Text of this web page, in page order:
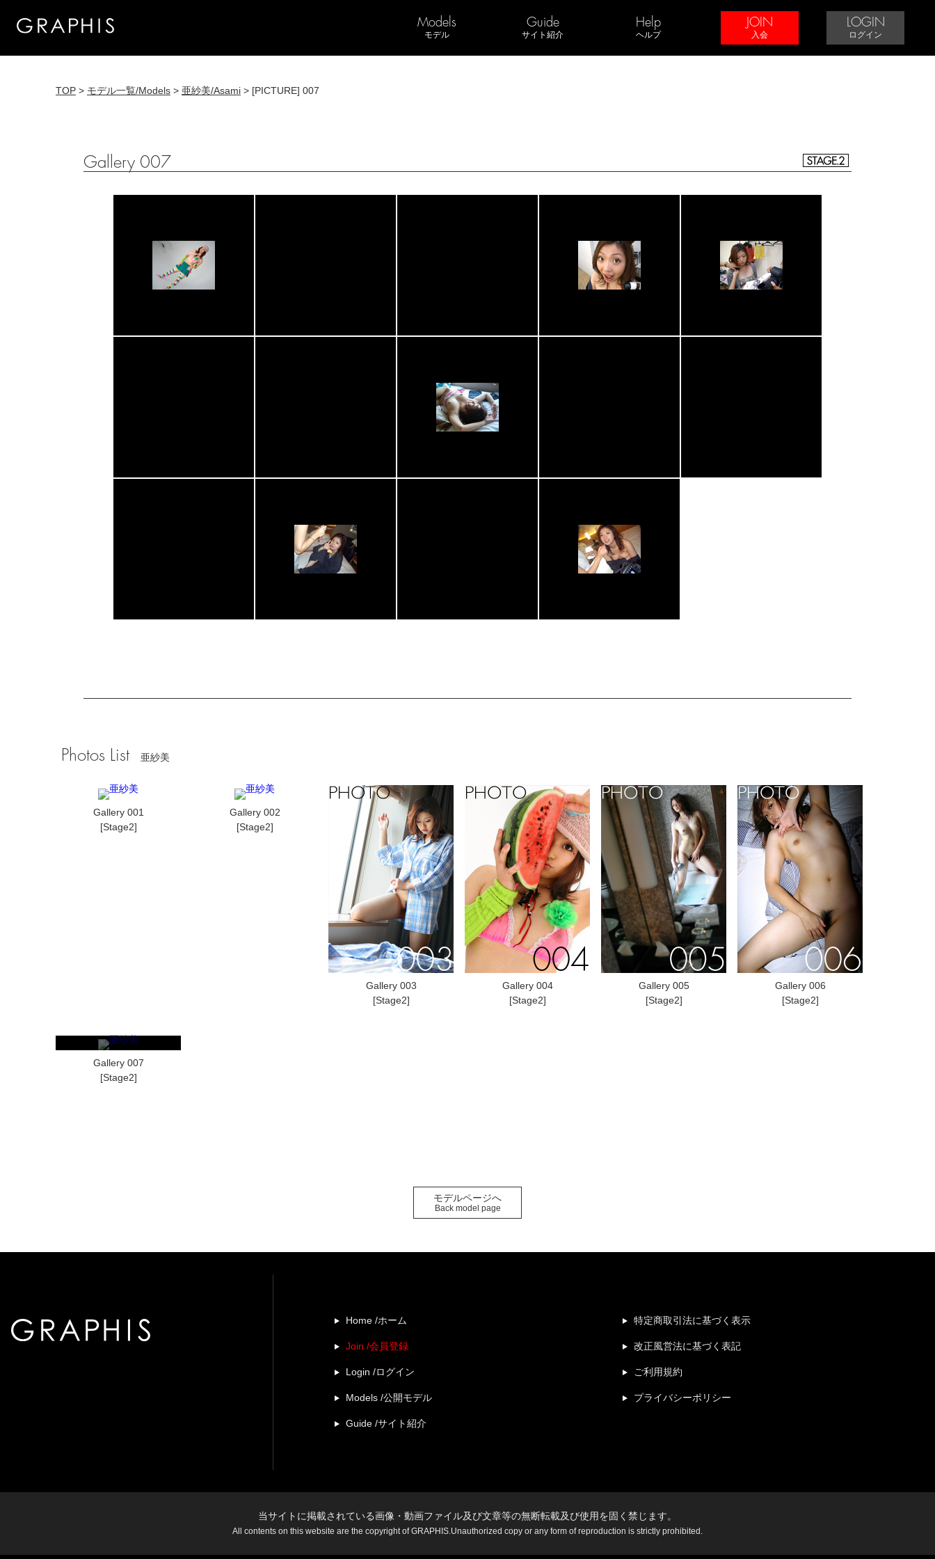
Models
モデル
Guide
サイト紹介
Help
ヘルプ
JOIN
入会
LOGIN
ログイン
TOP > モデル一覧/Models > 亜紗美/Asami > [PICTURE] 007
Gallery 007
Photos List 亜紗美
Gallery 001
[Stage2]
Gallery 002
[Stage2]
Gallery 003
[Stage2]
Gallery 004
[Stage2]
Gallery 005
[Stage2]
Gallery 006
[Stage2]
Gallery 007
[Stage2]
モデルページへ
Back model page
Home /ホーム
Join /会員登録
Login /ログイン
Models /公開モデル
Guide /サイト紹介
特定商取引法に基づく表示
改正風営法に基づく表記
ご利用規約
プライバシーポリシー
当サイトに掲載されている画像・動画ファイル及び文章等の無断転載及び使用を固く禁じます。
All contents on this website are the copyright of GRAPHIS.Unauthorized copy or any form of reproduction is strictly prohibited.